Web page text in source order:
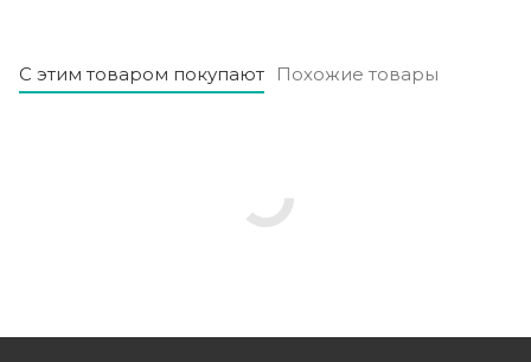
С этим товаром покупают Похожие товары